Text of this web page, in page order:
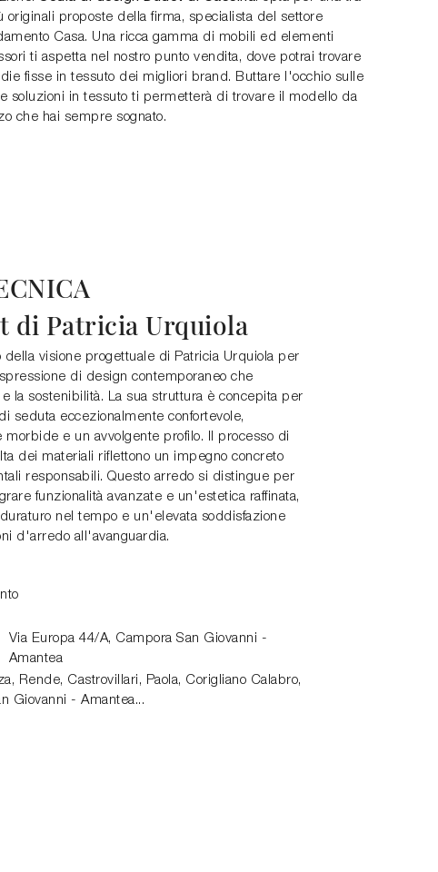
originali proposte della firma, specialista del settore
Casa. Una ricca gamma di mobili ed elementi
ti aspetta nel nostro punto vendita, dove potrai trovare
fisse in tessuto dei migliori brand. Buttare l'occhio sulle
soluzioni in tessuto ti permetterà di trovare il modello da
che hai sempre sognato.
di Patricia Urquiola
della visione progettuale di Patricia Urquiola per
di design contemporaneo che
la sostenibilità. La sua struttura è concepita per
seduta eccezionalmente confortevole,
morbide e un avvolgente profilo. Il processo di
dei materiali riflettono un impegno concreto
responsabili. Questo arredo si distingue per
funzionalità avanzate e un'estetica raffinata,
nel tempo e un'elevata soddisfazione
d'arredo all'avanguardia.
Via Europa 44/A, Campora San Giovanni -
Amantea
Rende, Castrovillari, Paola, Corigliano Calabro,
Giovanni - Amantea...